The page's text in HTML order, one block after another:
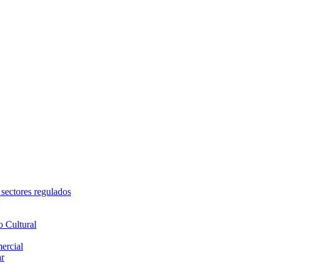
regulados
Cultural